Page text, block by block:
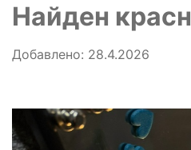
Найден
Добавлено: 28.4.2026